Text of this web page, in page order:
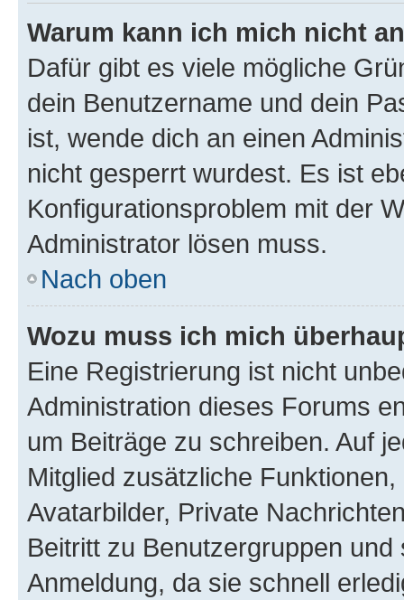
Warum kann ich mich nicht
Dafür gibt es viele mögliche
dein Benutzername und dein
ist, wende dich an einen
nicht gesperrt wurdest. Es ist
Konfigurationsproblem mit der
Administrator lösen muss.
Nach oben
Wozu muss ich mich
Eine Registrierung ist nicht
Administration dieses Forums
um Beiträge zu schreiben. Auf
Mitglied zusätzliche
Avatarbilder, Private
Beitritt zu Benutzergruppen
Anmeldung, da sie schnell